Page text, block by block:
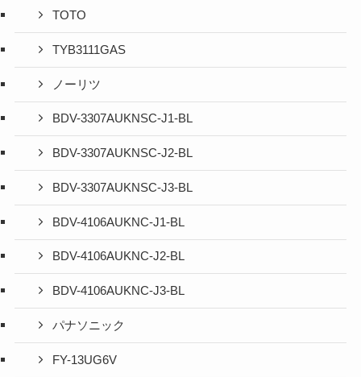
TOTO
TYB3111GAS
ノーリツ
BDV-3307AUKNSC-J1-BL
BDV-3307AUKNSC-J2-BL
BDV-3307AUKNSC-J3-BL
BDV-4106AUKNC-J1-BL
BDV-4106AUKNC-J2-BL
BDV-4106AUKNC-J3-BL
パナソニック
FY-13UG6V